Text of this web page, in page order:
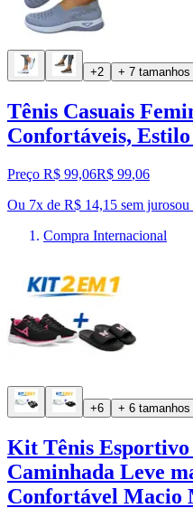
+2 + 7 tamanhos
Tênis Casuais
Confortáveis,
Preço R$ 99,06R$ 99,06
Ou 7x de R$ 14,15 sem jurosou
Compra Internacional
+6 + 6 tamanhos
Kit Tênis
Caminhada Leve
Confortável Macio